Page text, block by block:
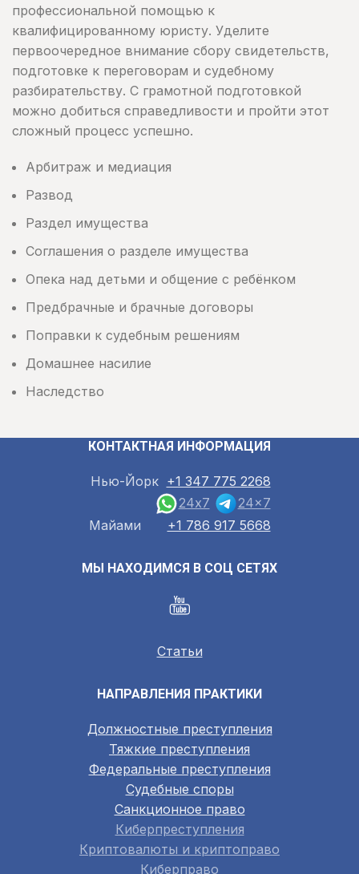
профессиональной помощью к
квалифицированному юристу. Уделите
первоочередное внимание сбору свидетельств,
подготовке к переговорам и судебному
разбирательству. С грамотной подготовкой
можно добиться справедливости и пройти этот
сложный процесс успешно.
Арбитраж и медиация
Развод
Раздел имущества
Соглашения о разделе имущества
Опека над детьми и общение с ребёнком
Предбрачные и брачные договоры
Поправки к судебным решениям
Домашнее насилие
Наследство
КОНТАКТНАЯ ИНФОРМАЦИЯ
Нью-Йорк +1 347 775 2268
24x7
24x7
Майами
+1 786 917 5668
МЫ НАХОДИМСЯ В СОЦ СЕТЯХ
Статьи
НАПРАВЛЕНИЯ ПРАКТИКИ
Должностные преступления
Тяжкие преступления
Федеральные преступления
Судебные споры
Санкционное право
Киберпреступления
Криптовалюты и криптоправо
Киберправо